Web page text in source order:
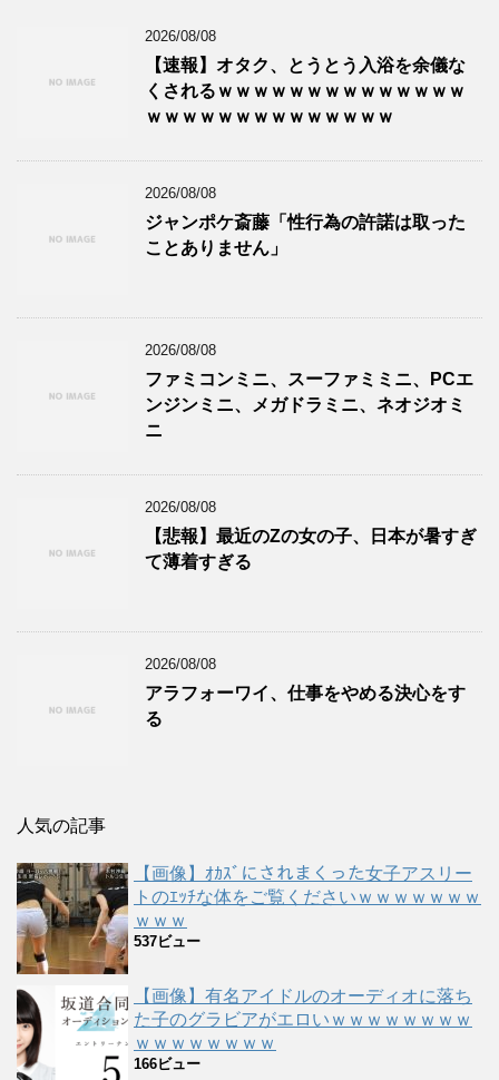
2026/08/08
【速報】オタク、とうとう入浴を余儀な
くされるｗｗｗｗｗｗｗｗｗｗｗｗｗｗ
ｗｗｗｗｗｗｗｗｗｗｗｗｗｗ
2026/08/08
ジャンポケ斎藤「性行為の許諾は取った
ことありません」
2026/08/08
ファミコンミニ、スーファミミニ、PCエ
ンジンミニ、メガドラミニ、ネオジオミ
ニ
2026/08/08
【悲報】最近のZの女の子、日本が暑すぎ
て薄着すぎる
2026/08/08
アラフォーワイ、仕事をやめる決心をす
る
人気の記事
【画像】ｵｶｽﾞにされまくった女子アスリー
トのｴｯﾁな体をご覧くださいｗｗｗｗｗｗｗ
ｗｗｗ
537ビュー
【画像】有名アイドルのオーディオに落ち
た子のグラビアがエロいｗｗｗｗｗｗｗｗ
ｗｗｗｗｗｗｗｗ
166ビュー